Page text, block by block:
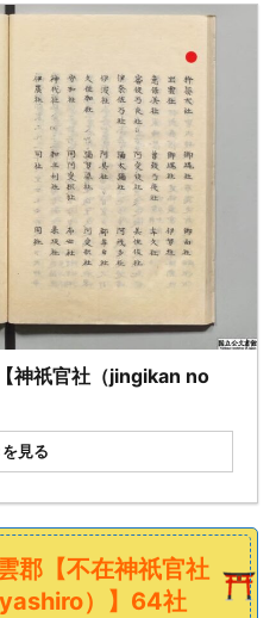
神祇官社（jingikan no
見る
郡【不在神祇官社
）】64社